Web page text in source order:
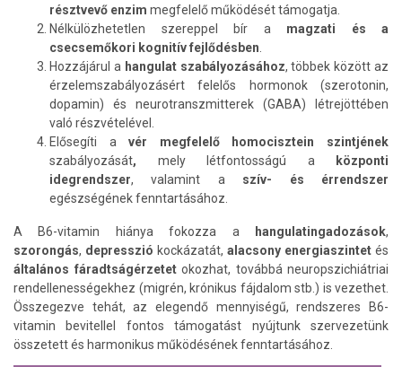
résztvevő enzim megfelelő működését támogatja.
Nélkülözhetetlen szereppel bír a magzati és a
csecsemőkori kognitív fejlődésben
Hozzájárul a hangulat szabályozásához, többek között az
érzelemszabályozásért felelős hormonok (szerotonin,
dopamin) és neurotranszmitterek (GABA) létrejöttében
való részvételével.
Elősegíti avér megfelelő homocisztein szintjének
szabályozását, mely létfontosságú a
központi
idegrendszer, valamint a szív- és érrendszer
egészségének fenntartásához.
A B6-vitamin hiánya fokozza a hangulatingadozások,
szorongás, depresszió kockázatát, alacsony energiaszintet és
általános fáradtságérzetetokozhat, továbbá neuropszichiátriai
rendellenességekhez (migrén, krónikus fájdalom stb.) is vezethet.
Összegezve tehát, az elegendő mennyiségű, rendszeres B6-
vitamin bevitellel fontos támogatást nyújtunk szervezetünk
összetett és harmonikus működésének fenntartásához.